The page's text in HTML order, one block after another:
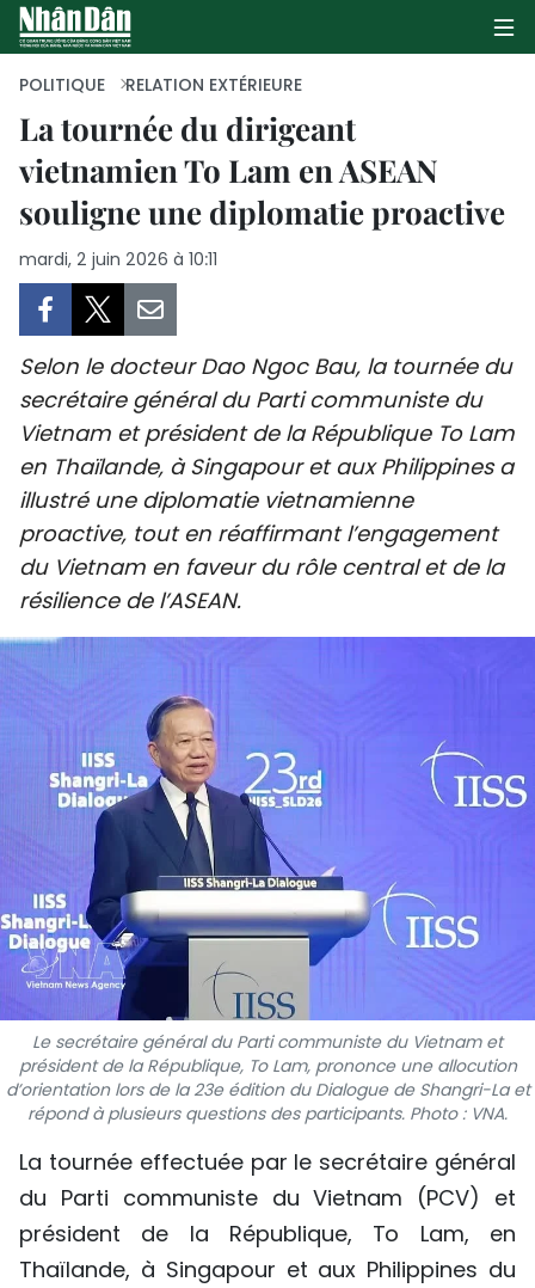
PAGE D'ACCUEIL
POLITIQUE
CULTURE
TOURISME
ENVIRONNEMENT
SPORT
INTERNATIONAL
MÉGASTORIE
INFOGRAPHIE
PHOTO
VIDÉO
À PROPOS DU "PEUPLE"
TIẾNG VIỆT
ENGLISH
РУССКИЙ
POLITIQUE RELATION EXTÉRIEURE
La tournée du dirigeant
vietnamien To Lam en ASEAN
souligne une diplomatie proactive
mardi, 2 juin 2026 à 10:11
Selon le docteur Dao Ngoc Bau, la tournée du
secrétaire général du Parti communiste du
Vietnam et président de la République To Lam
en Thaïlande, à Singapour et aux Philippines a
illustré une diplomatie vietnamienne
proactive, tout en réaffirmant l’engagement
du Vietnam en faveur du rôle central et de la
résilience de l’ASEAN.
Le secrétaire général du Parti communiste du Vietnam et
président de la République, To Lam, prononce une allocution
d’orientation lors de la 23e édition du Dialogue de Shangri-La et
répond à plusieurs questions des participants. Photo : VNA.
La tournée effectuée par le secrétaire général
du Parti communiste du Vietnam (PCV) et
président de la République, To Lam, en
Thaïlande, à Singapour et aux Philippines du